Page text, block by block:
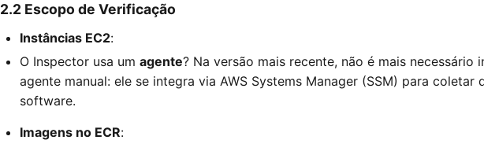
2.2 Escopo de Verificação
Instâncias EC2:
O Inspector usa um agente? Na versão mais recente, não é mais necessário
agente manual: ele se integra via AWS Systems Manager (SSM) para coletar
software.
Imagens no ECR: